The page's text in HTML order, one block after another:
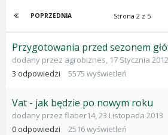
POPRZEDNIA Strona 2 z 5
Przygotowania przed sezonem
dodany przez agrobiznes, 17 Stycznia 2012
3 odpowiedzi 5575 wyświetleń
Vat - jak będzie po nowym roku
dodany przez flaber14,23 Listopada 2013
0 odpowiedzi 2516wyświetleń